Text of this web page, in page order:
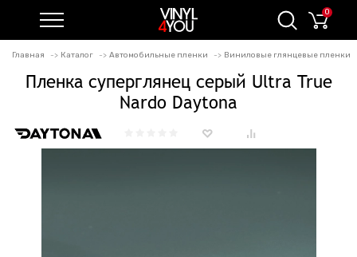
0
Главная Каталог Автомобильные пленки Виниловые глянцевые пленки
Пленка суперглянец серый Ultra True
Nardo Daytona